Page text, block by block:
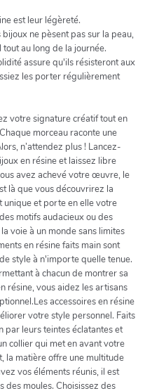
est leur légèreté.
ne pèsent pas sur la peau,
au long de la journée.
assure qu'ils résisteront aux
les porter régulièrement
votre signature créatif tout en
morceau raconte une
n’attendez plus ! Lancez-
en résine et laissez libre
avez achevé votre œuvre, le
là que vous découvrirez la
unique et porte en elle votre
motifs audacieux ou des
voie à un monde sans limites
en résine faits main sont
style à n'importe quelle tenue.
à chacun de montrer sa
résine, vous aidez les artisans
accessoires en résine
votre style personnel. Faits
par leurs teintes éclatantes et
collier qui met en avant votre
la matière offre une multitude
vos éléments réunis, il est
des moules. Choisissez des